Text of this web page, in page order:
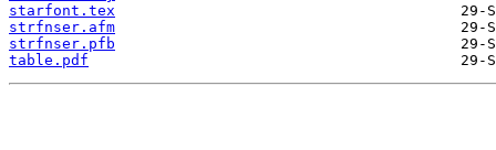
starfont.tex
strfnser.afm
strfnser.pfb
table.pdf